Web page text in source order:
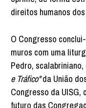
direitos humanos
O Congresso
muros com uma
Pedro,
e Tráfico"da União
Congresso da UISG,
futuro das